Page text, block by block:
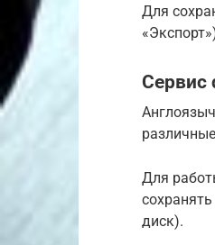
Для
Сервис
Для
диск).